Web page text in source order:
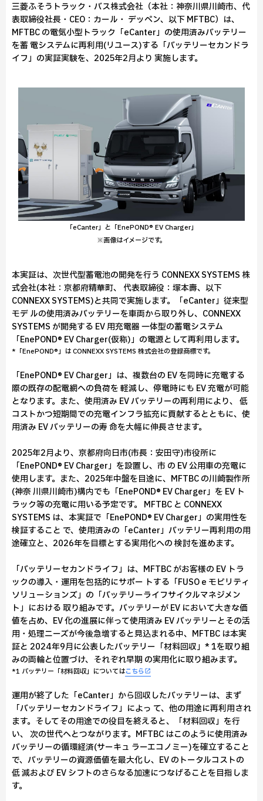
三菱ふそうトラック・バス株式会社（本社：神奈川県川崎市、代
表取締役社長・CEO：カール・ デッペン、以下 MFTBC）は､
MFTBC の電気小型トラック「eCanter」の使用済みバッテリー
を蓄 電システムに再利用(リユース)する「バッテリーセカンドラ
イフ」の実証実験を、2025年2月より 実施します。
「eCanter」と「EnePOND® EV Charger」
※画像はイメージです。
本実証は、次世代型蓄電池の開発を行う CONNEXX SYSTEMS 株
式会社(本社：京都府精華町、 代表取締役：塚本壽、以下
CONNEXX SYSTEMS)と共同で実施します。「eCanter」従来型
モデ ルの使用済みバッテリーを車両から取り外し、CONNEXX
SYSTEMS が開発する EV 用充電器 一体型の蓄電システム
「EnePOND® EV Charger(仮称)」の電源として再利用します。
*「EnePOND®」は CONNEXX SYSTEMS 株式会社の登録商標です。
「EnePOND® EV Charger」は、複数台の EV を同時に充電する
際の既存の配電網への負荷を 軽減し、停電時にも EV 充電が可能
となります。また、使用済み EV バッテリーの再利用により、 低
コストかつ短期間での充電インフラ拡充に貢献するとともに、使
用済み EV バッテリーの寿 命を大幅に伸長させます。
2025年2月より、京都府向日市(市長：安田守)市役所に
「EnePOND® EV Charger」を設置し、市 の EV 公用車の充電に
使用します。また、2025年中盤を目途に、MFTBC の川崎製作所
(神奈 川県川崎市)構内でも「EnePOND® EV Charger」を EV ト
ラック等の充電に用いる予定です。 MFTBC と CONNEXX
SYSTEMS は、本実証で「EnePOND® EV Charger」の実用性を
検証すること で、使用済みの「eCanter」バッテリー再利用の用
途確立と、2026年を目標とする実用化への 検討を進めます。
「バッテリーセカンドライフ」は、MFTBC がお客様の EV トラ
ックの導入・運用を包括的にサポー トする「FUSO e モビリティ
ソリューションズ」の「バッテリーライフサイクルマネジメン
ト」における 取り組みです。バッテリーが EV において大きな価
値を占め、EV 化の進展に伴って使用済み EV バッテリーとその活
用・処理ニーズが今後急増すると見込まれる中、MFTBC は本実
証と 2024年9月に公表したバッテリー「材料回収」* 1を取り組
みの両輪と位置づけ、それぞれ早期 の実用化に取り組みます。
*1 バッテリー「材料回収」についてはこちら
運用が終了した「eCanter」から回収したバッテリーは、まず
「バッテリーセカンドライフ」によっ て、他の用途に再利用され
ます。そしてその用途での役目を終えると、「材料回収」を行
い、 次の世代へとつながります。MFTBC はこのように使用済み
バッテリーの循環経済(サーキュ ラーエコノミー)を確立すること
で、バッテリーの資源価値を最大化し、EV のトータルコストの
低 減および EV シフトのさらなる加速につなげることを目指しま
す。